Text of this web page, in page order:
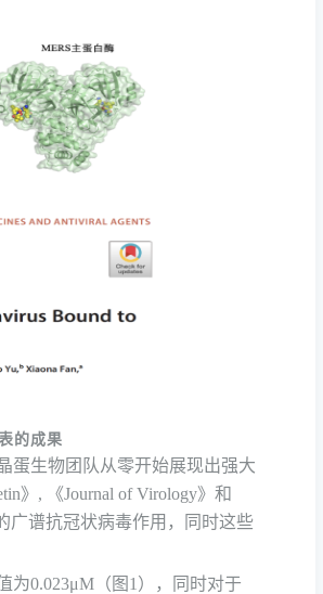
的成果
蛋生物团队从零开始展现出强大
》 , 《Journal of Virology》 和
广谱抗冠状病毒作用，同时这些
为0.023μM（图 1 ），
同时对于